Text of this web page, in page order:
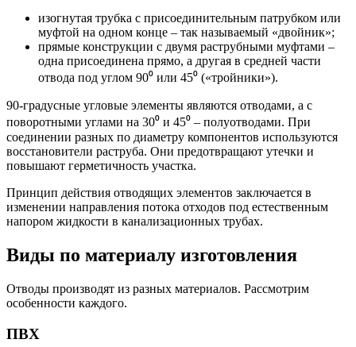
изогнутая трубка с присоединительным патрубком или
муфтой на одном конце – так называемый «двойник»;
прямые конструкции с двумя раструбными муфтами –
одна присоединена прямо, а другая в средней части
отвода под углом 90⁰ или 45⁰ («тройники»).
90-градусные угловые элементы являются отводами, а с
поворотными углами на 30⁰ и 45⁰ – полуотводами. При
соединении разных по диаметру компонентов используются
восстановители раструба. Они предотвращают утечки и
повышают герметичность участка.
Принцип действия отводящих элементов заключается в
изменении направления потока отходов под естественным
напором жидкости в канализационных трубах.
Виды по материалу изготовления
Отводы производят из разных материалов. Рассмотрим
особенности каждого.
ПВХ